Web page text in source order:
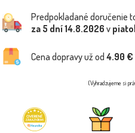
Predpokladané doručenie
za 5 dní14.8.2026 v
Cena dopravy už od 4.90 €
(Vyhradzujeme si